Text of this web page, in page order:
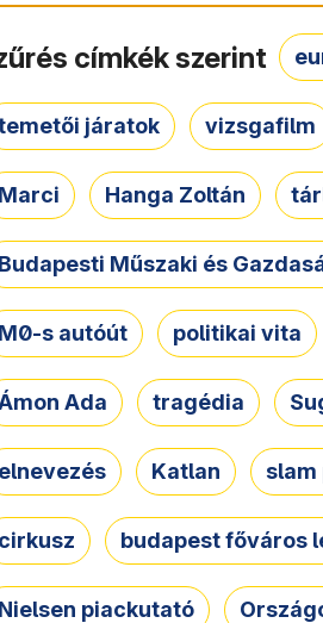
címkék szerint
járatok vizsgafilm
Marci Hanga Zoltán
Budapesti Műszaki és
M0-s autóút politikai vita
Ada tragédia
elnevezés Katlan
cirkusz budapest főváros
Nielsen piackutató